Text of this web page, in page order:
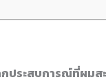
ประสบการณ์ที่ผมส